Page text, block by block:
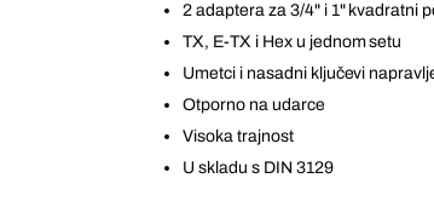
2 adaptera za 3/4" i 1" kvadratni
TX, E-TX i Hex u jednom setu
Umetci i nasadni ključevi
Otporno na udarce
Visoka trajnost
U skladu s DIN 3129